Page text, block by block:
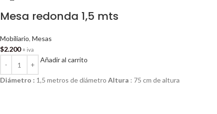
Mesa redonda 1,5 mts
Mobiliario, Mesas
$2.200 + iva
Añadir al carrito
Diámetro : 1,5 metros de diámetro Altura : 75 cm de altura